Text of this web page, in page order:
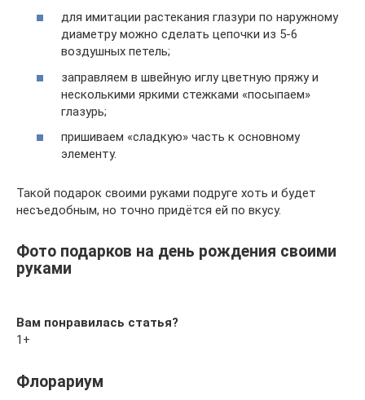
для имитации растекания глазури по наружному
диаметру можно сделать цепочки из 5-6
воздушных петель;
заправляем в швейную иглу цветную пряжу и
несколькими яркими стежками «посыпаем»
глазурь;
пришиваем «сладкую» часть к основному
элементу.
Такой подарок своими руками подруге хоть и будет
несъедобным, но точно придётся ей по вкусу.
Фото подарков на день рождения своими
руками
Вам понравилась статья?
1+
Флорариум